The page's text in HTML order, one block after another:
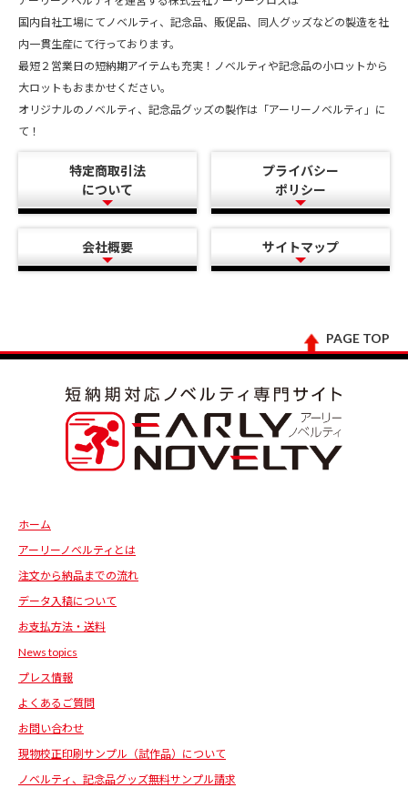
国内自社工場にてノベルティ、記念品、販促品、同人グッズなどの製造を社
内一貫生産にて行っております。
最短２営業日の短納期アイテムも充実！ノベルティや記念品の小ロットから
大ロットもおまかせください。
オリジナルのノベルティ、記念品グッズの製作は「アーリーノベルティ」に
て！
特定商取引法
について
プライバシー
ポリシー
会社概要 サイトマップ
PAGE TOP
ホーム
アーリーノベルティとは
注文から納品までの流れ
データ入稿について
お支払方法・送料
News topics
プレス情報
よくあるご質問
お問い合わせ
現物校正印刷サンプル（試作品）について
ノベルティ、記念品グッズ無料サンプル請求